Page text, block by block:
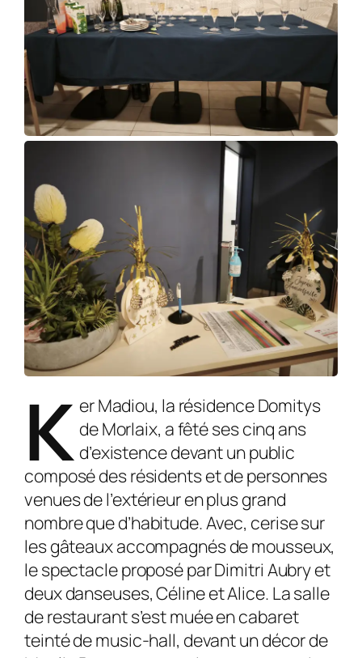
K er Madiou, la résidence Domitys
de Morlaix, a fêté ses cinq ans
d’existence devant un public
composé des résidents et de personnes
venues de l’extérieur en plus grand
nombre que d’habitude. Avec, cerise sur
les gâteaux accompagnés de mousseux,
le spectacle proposé par Dimitri Aubry et
deux danseuses, Céline et Alice. La salle
de restaurant s’est muée en cabaret
teinté de music-hall, devant un décor de